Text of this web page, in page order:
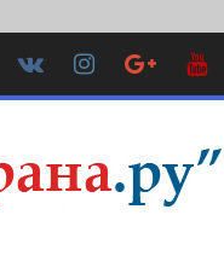
Twitter
Контакте
Instagram
Plus